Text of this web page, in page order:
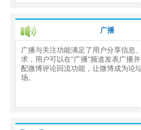
广播
广播与关注功能满足了用户分享信息
求，用户可以在"广播"频道发表广播
配微博评论回流功能，让微博成为论
场。